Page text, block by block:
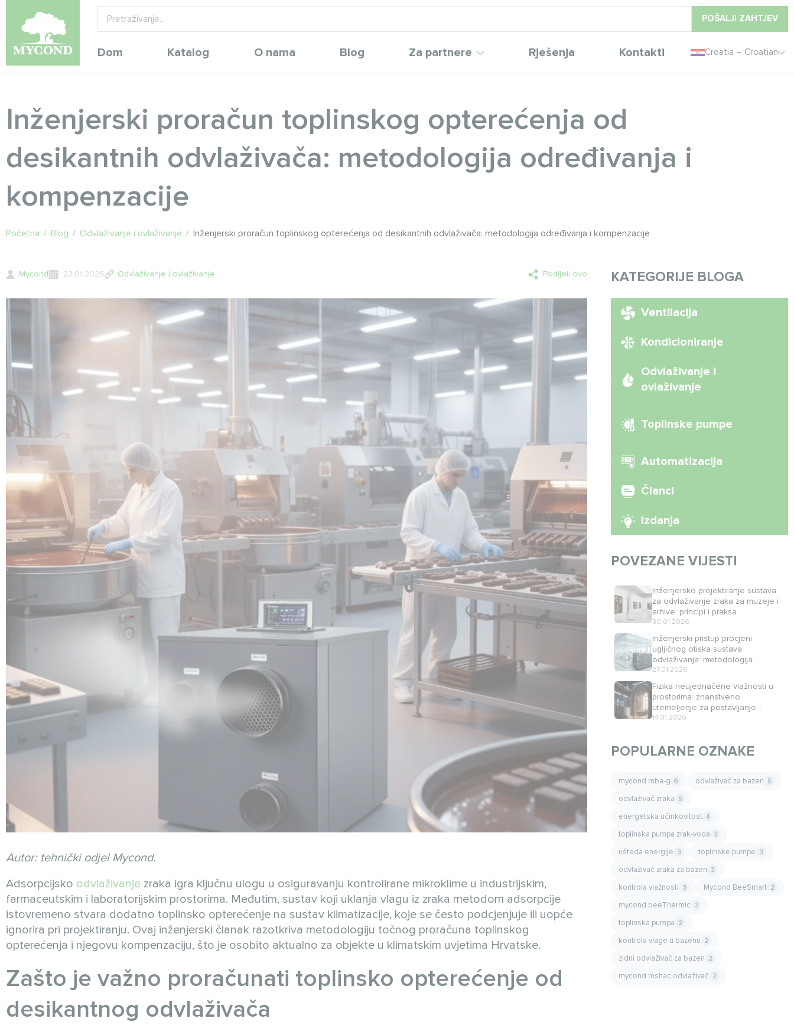
POŠALJI ZAHTJEV
Dom Katalog O nama Blog Za partnere Rješenja Kontakti Croatia – Croatian
Inženjerski proračun toplinskog opterećenja od
desikantnih odvlaživača: metodologija određivanja i
kompenzacije
Početna / Blog / Odvlaživanje i ovlaživanje / Inženjerski proračun toplinskog opterećenja od desikantnih odvlaživača: metodologija određivanja i kompenzacije
Mycond 22.01.2026 Odvlaživanje i ovlaživanje Podijeli ovo
Autor: tehnički odjel Mycond.
Adsorpcijsko odvlaživanje zraka igra ključnu ulogu u osiguravanju kontrolirane mikroklime u industrijskim,
farmaceutskim i laboratorijskim prostorima. Međutim, sustav koji uklanja vlagu iz zraka metodom adsorpcije
istovremeno stvara dodatno toplinsko opterećenje na sustav klimatizacije, koje se često podcjenjuje ili uopće
ignorira pri projektiranju. Ovaj inženjerski članak razotkriva metodologiju točnog proračuna toplinskog
opterećenja i njegovu kompenzaciju, što je osobito aktualno za objekte u klimatskim uvjetima Hrvatske.
Zašto je važno proračunati toplinsko opterećenje od
desikantnog odvlaživača
KATEGORIJE BLOGA
Ventilacija
Kondicioniranje
Odvlaživanje i
ovlaživanje
Toplinske pumpe
Automatizacija
Članci
Izdanja
POVEZANE VIJESTI
Inženjersko projektiranje sustava
za odvlaživanje zraka za muzeje i
arhive: principi i praksa
30.01.2026
Inženjerski pristup procjeni
ugljičnog otiska sustava
odvlaživanja: metodologija
minimizacije emisija CO₂
27.01.2026
Fizika neujednačene vlažnosti u
prostorima: znanstveno
utemeljenje za postavljanje
kontrolnih senzora
14.01.2026
POPULARNE OZNAKE
mycond mba-g 6 odvlaživač za bazen 5
odvlaživač zraka 5
energetska učinkovitost 4
toplinska pumpa zrak-voda 3
ušteda energije 3 toplinske pumpe 3
odvlaživač zraka za bazen 3
kontrola vlažnosti 3 Mycond BeeSmart 2
mycond beeThermic 2
toplinska pumpa 2
kontrola vlage u bazenu 2
zidni odvlaživač za bazen 2
mycond mshac odvlaživač 2